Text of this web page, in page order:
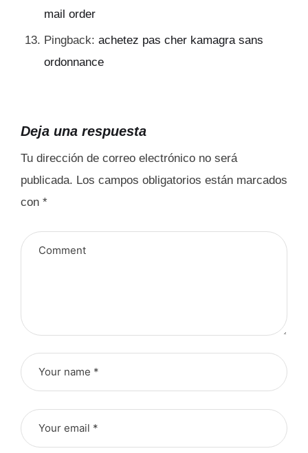
mail order
Pingback: achetez pas cher kamagra sans
ordonnance
Deja una respuesta
Tu dirección de correo electrónico no será
publicada. Los campos obligatorios están marcados
con *